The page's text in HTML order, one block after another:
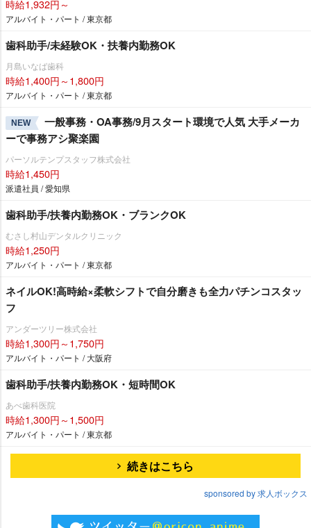
時給1,932円～
アルバイト・パート / 東京都
歯科助手/未経験OK・扶養内勤務OK
月島いなば歯科
時給1,400円～1,800円
アルバイト・パート / 東京都
NEW
一般事務・OA事務/9月スタート環境で人気 大手メーカ
ーで事務アシ聚楽園
パーソルテンプスタッフ株式会社
時給1,450円
派遣社員 / 愛知県
歯科助手/扶養内勤務OK・ブランクOK
むさし村山デンタルクリニック
時給1,250円
アルバイト・パート / 東京都
ネイルOK!高時給×柔軟シフトで自分磨きも全力パチンコスタッ
フ
アンダーツリー株式会社
時給1,300円～1,750円
アルバイト・パート / 大阪府
歯科助手/扶養内勤務OK・短時間OK
あべ歯科医院
時給1,300円～1,500円
アルバイト・パート / 東京都
続きはこちら
sponsored by 求人ボックス